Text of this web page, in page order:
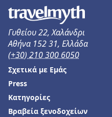
Γυθείου 22, Χαλάνδρι
Αθήνα 152 31, Ελλάδα
(+30) 210 300 6050
Σχετικά με Εμάς
Press
Κατηγορίες
Βραβεία ξενοδοχείων